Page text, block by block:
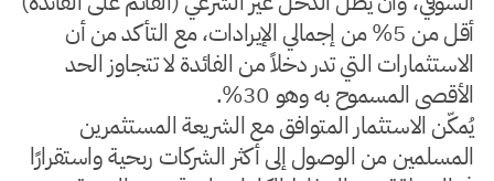
أقل من 5% من إجمالي الإيرادات، مع التأكد من أن
الاستثمارات التي تدر دخلاً من الفائدة لا تتجاوز الحد
الأقصى المسموح به وهو 30%.
يُمكّن الاستثمار المتوافق مع الشريعة المستثمرين
المسلمين من الوصول إلى أكثر الشركات ربحية واستقرارًا